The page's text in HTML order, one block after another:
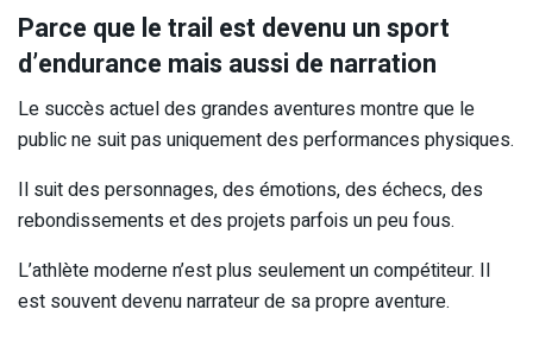
Parce que le trail est devenu un sport
d’endurance mais aussi de narration
Le succès actuel des grandes aventures montre que le
public ne suit pas uniquement des performances physiques.
Il suit des personnages, des émotions, des échecs, des
rebondissements et des projets parfois un peu fous.
L’athlète moderne n’est plus seulement un compétiteur. Il
est souvent devenu narrateur de sa propre aventure.